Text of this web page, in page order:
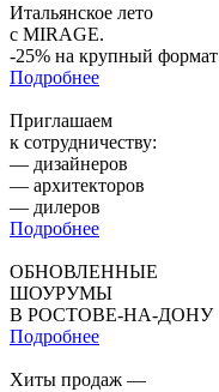
Итальянское лето
с MIRAGE.
-25% на крупный формат
Подробнее
Приглашаем
к сотрудничеству:
— дизайнеров
— архитекторов
— дилеров
Подробнее
ОБНОВЛЕННЫЕ
ШОУРУМЫ
В РОСТОВЕ-НА-ДОНУ
Подробнее
Хиты продаж —